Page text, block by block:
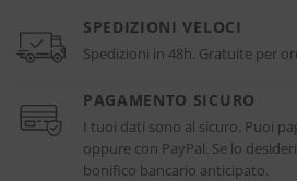
SPEDIZIONI VELOCI
Spedizioni in 48h. Gratuite per
PAGAMENTO SICURO
I tuoi dati sono al sicuro. Puoi
oppure con PayPal. Se lo
bonifico bancario anticipato.